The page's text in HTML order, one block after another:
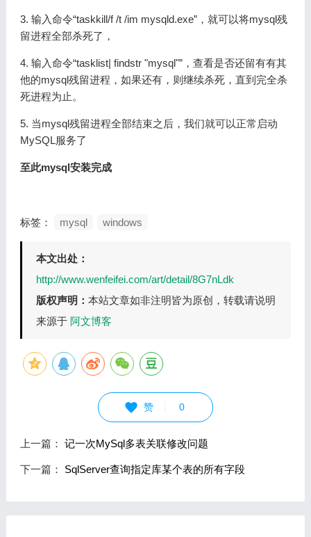
3. 输入命令“taskkill/f /t /im mysqld.exe”，就可以将mysql残
留进程全部杀死了，
4. 输入命令“tasklist| findstr "mysql"”，查看是否还留有有其
他的mysql残留进程，如果还有，则继续杀死，直到完全杀
死进程为止。
5. 当mysql残留进程全部结束之后，我们就可以正常启动
MySQL服务了
至此mysql安装完成
标签： mysql windows
本文出处：
http://www.wenfeifei.com/art/detail/8G7nLdk
版权声明： 本站文章如非注明皆为原创，转载请说明
来源于 阿文博客
赞 0
上一篇： 记一次MySql多表关联修改问题
下一篇： SqlServer查询指定库某个表的所有字段